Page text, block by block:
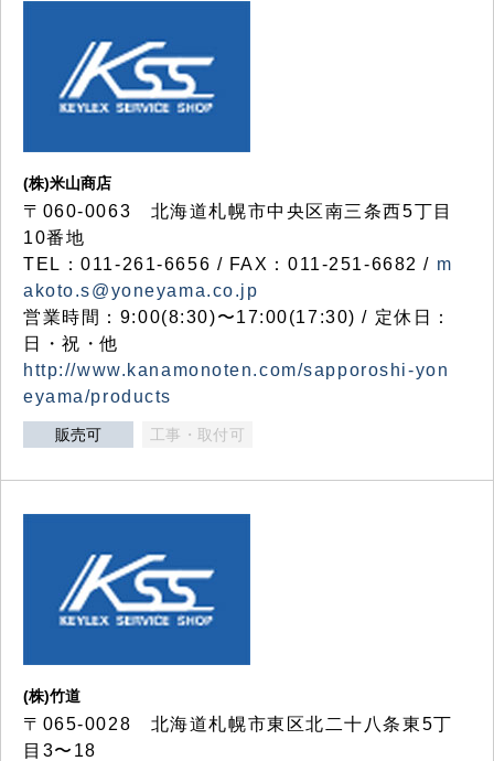
(株)米山商店
〒060-0063 北海道札幌市中央区南三条西5丁目
10番地
TEL：011-261-6656 / FAX：011-251-6682 / m
akoto.s@yoneyama.co.jp
営業時間：9:00(8:30)〜17:00(17:30) / 定休日：
日・祝・他
http://www.kanamonoten.com/sapporoshi-yon
eyama/products
販売可 工事・取付可
(株)竹道
〒065-0028 北海道札幌市東区北二十八条東5丁
目3〜18